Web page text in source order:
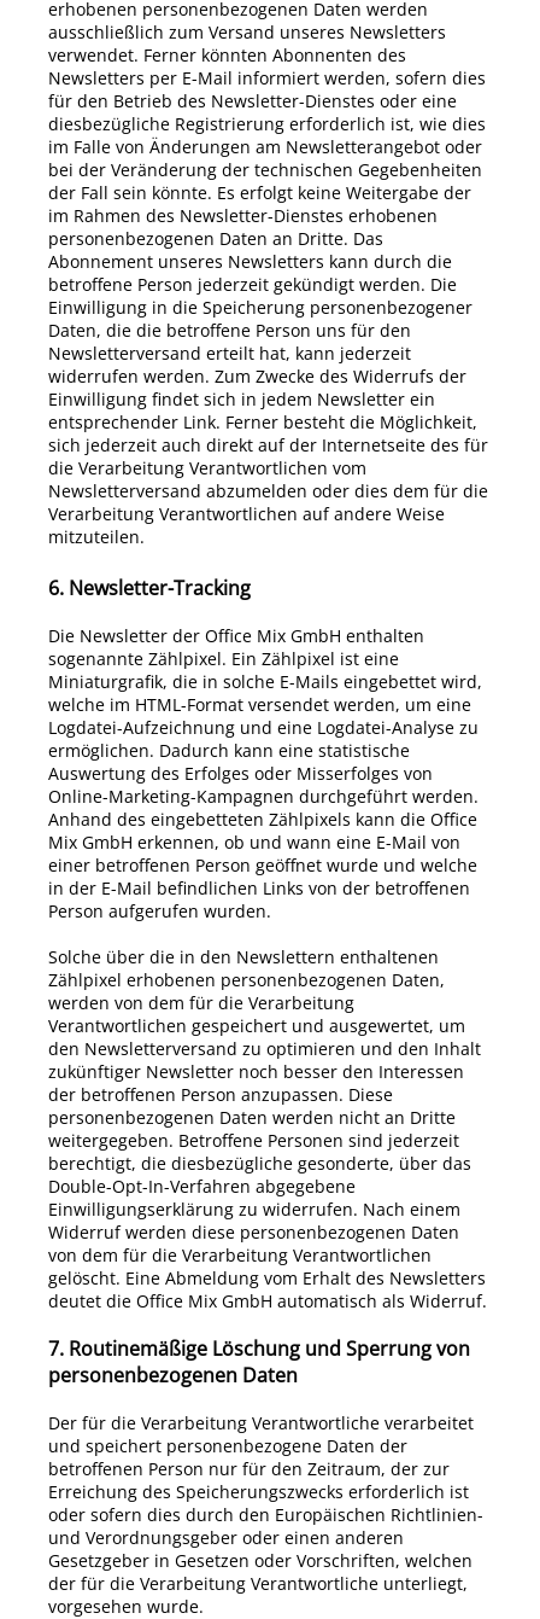
erhobenen personenbezogenen Daten werden
ausschließlich zum Versand unseres Newsletters
verwendet. Ferner könnten Abonnenten des
Newsletters per E-Mail informiert werden, sofern dies
für den Betrieb des Newsletter-Dienstes oder eine
diesbezügliche Registrierung erforderlich ist, wie dies
im Falle von Änderungen am Newsletterangebot oder
bei der Veränderung der technischen Gegebenheiten
der Fall sein könnte. Es erfolgt keine Weitergabe der
im Rahmen des Newsletter-Dienstes erhobenen
personenbezogenen Daten an Dritte. Das
Abonnement unseres Newsletters kann durch die
betroffene Person jederzeit gekündigt werden. Die
Einwilligung in die Speicherung personenbezogener
Daten, die die betroffene Person uns für den
Newsletterversand erteilt hat, kann jederzeit
widerrufen werden. Zum Zwecke des Widerrufs der
Einwilligung findet sich in jedem Newsletter ein
entsprechender Link. Ferner besteht die Möglichkeit,
sich jederzeit auch direkt auf der Internetseite des für
die Verarbeitung Verantwortlichen vom
Newsletterversand abzumelden oder dies dem für die
Verarbeitung Verantwortlichen auf andere Weise
mitzuteilen.
6. Newsletter-Tracking
Die Newsletter der Office Mix GmbH enthalten
sogenannte Zählpixel. Ein Zählpixel ist eine
Miniaturgrafik, die in solche E-Mails eingebettet wird,
welche im HTML-Format versendet werden, um eine
Logdatei-Aufzeichnung und eine Logdatei-Analyse zu
ermöglichen. Dadurch kann eine statistische
Auswertung des Erfolges oder Misserfolges von
Online-Marketing-Kampagnen durchgeführt werden.
Anhand des eingebetteten Zählpixels kann die Office
Mix GmbH erkennen, ob und wann eine E-Mail von
einer betroffenen Person geöffnet wurde und welche
in der E-Mail befindlichen Links von der betroffenen
Person aufgerufen wurden.
Solche über die in den Newslettern enthaltenen
Zählpixel erhobenen personenbezogenen Daten,
werden von dem für die Verarbeitung
Verantwortlichen gespeichert und ausgewertet, um
den Newsletterversand zu optimieren und den Inhalt
zukünftiger Newsletter noch besser den Interessen
der betroffenen Person anzupassen. Diese
personenbezogenen Daten werden nicht an Dritte
weitergegeben. Betroffene Personen sind jederzeit
berechtigt, die diesbezügliche gesonderte, über das
Double-Opt-In-Verfahren abgegebene
Einwilligungserklärung zu widerrufen. Nach einem
Widerruf werden diese personenbezogenen Daten
von dem für die Verarbeitung Verantwortlichen
gelöscht. Eine Abmeldung vom Erhalt des Newsletters
deutet die Office Mix GmbH automatisch als Widerruf.
7. Routinemäßige Löschung und Sperrung von
personenbezogenen Daten
Der für die Verarbeitung Verantwortliche verarbeitet
und speichert personenbezogene Daten der
betroffenen Person nur für den Zeitraum, der zur
Erreichung des Speicherungszwecks erforderlich ist
oder sofern dies durch den Europäischen Richtlinien-
und Verordnungsgeber oder einen anderen
Gesetzgeber in Gesetzen oder Vorschriften, welchen
der für die Verarbeitung Verantwortliche unterliegt,
vorgesehen wurde.